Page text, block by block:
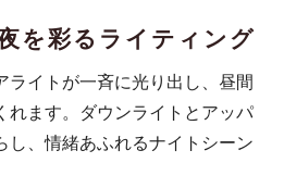
を彩るライティング
ライトが一斉に光り出し、昼間
れます。ダウンライトとアッパ
し、情緒あふれるナイトシーン